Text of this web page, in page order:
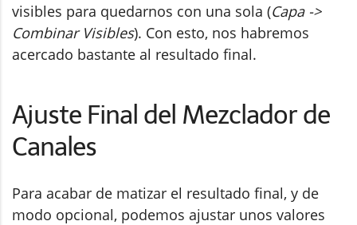
visibles para quedarnos con una sola (Capa ->
Combinar Visibles). Con esto, nos habremos
acercado bastante al resultado final.
Ajuste Final del Mezclador de
Canales
Para acabar de matizar el resultado final, y de
modo opcional, podemos ajustar unos valores